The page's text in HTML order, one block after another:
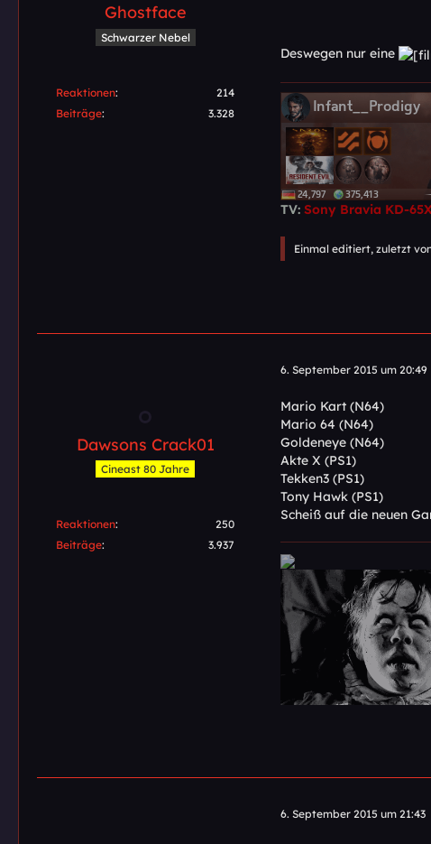
Ghostface
Schwarzer Nebel
Reaktionen
214
Beiträge
3.328
Deswegen nur eine
TV: Sony Bravia KD-
Einmal editiert, zuletzt
Dawsons Crack01
Cineast 80 Jahre
Reaktionen
250
Beiträge
3.937
6. September 2015 um 20:49
Mario Kart (N64)
Mario 64 (N64)
Goldeneye (N64)
Akte X (PS1)
Tekken3 (PS1)
Tony Hawk (PS1)
Scheiß auf die neuen
6. September 2015 um 21:43